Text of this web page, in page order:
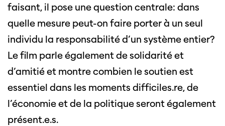
faisant, il pose une question centrale: dans
quelle mesure peut-on faire porter à un seul
individu la responsabilité d’un système entier?
Le film parle également de solidarité et
d’amitié et montre combien le soutien est
essentiel dans les moments difficiles.re, de
l’économie et de la politique seront également
présent.e.s.